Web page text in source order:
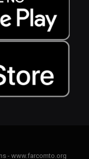
- www.farcomto.org